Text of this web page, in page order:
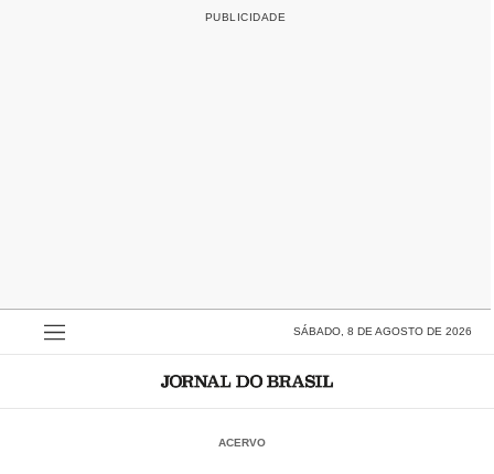
SÁBADO, 8 DE AGOSTO DE 2026
ACERVO